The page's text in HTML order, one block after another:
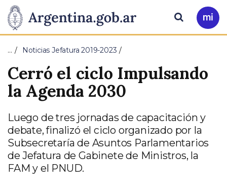
Presidencia
de
la
Nación
Pasar al contenido principal
Ir
a
Buscar
… Noticias Jefatura 2019-2023
Cerró el ciclo Impulsando
la Agenda 2030
Luego de tres jornadas de capacitación y
debate, finalizó el ciclo organizado por la
Subsecretaría de Asuntos Parlamentarios
de Jefatura de Gabinete de Ministros, la
FAM y el PNUD.